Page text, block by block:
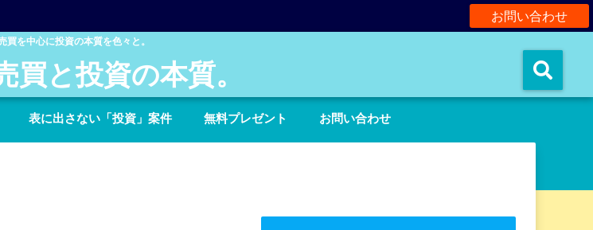
お問い合わせ
買を中心に投資の本質を色々と。
買と投資の本質。
表に出さない「投資」案件 無料プレゼント お問い合わせ